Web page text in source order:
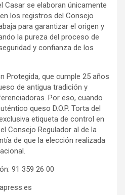
Casar se elaboran únicamente
los registros del Consejo
para garantizar el origen y
la pureza del proceso de
y confianza de los
Protegida, que cumple 25 años
de antigua tradición y
Por eso, cuando
queso D.O.P. Torta del
etiqueta de control en
Consejo Regulador al de la
de que la elección realizada
91 359 26 00